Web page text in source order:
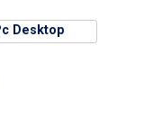
Desktop